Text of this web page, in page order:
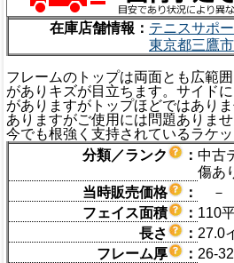
在庫店舗情報： テニスサポ
東京都三鷹市
フレームのトップは両面とも広範
がありキズが目立ちます。サイド
がありますがトップほどではあり
ありますがご使用には問題ありませ
今でも根強く支持されているラケッ
分類／ランク
： 中古
傷あ
当時販売価格
：
－
フェイス面積
： 110
長さ
： 27.0
フレーム厚
： 26-